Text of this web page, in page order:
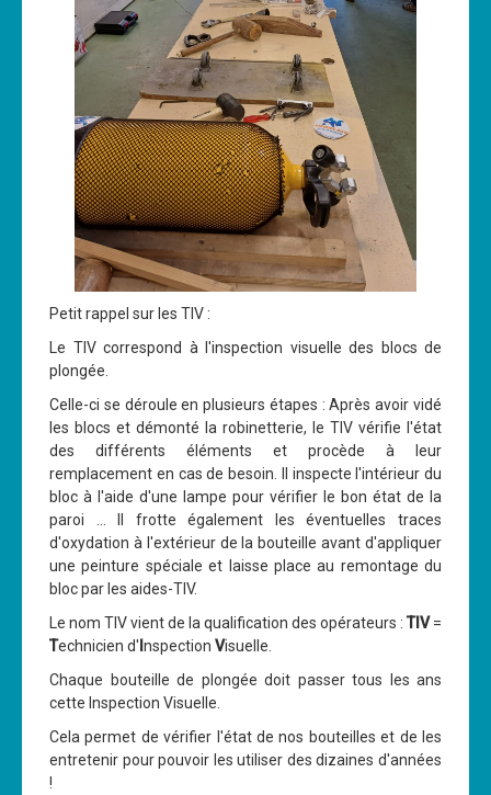
Petit rappel sur les TIV :
Le TIV correspond à l'inspection visuelle des blocs de
plongée.
Celle-ci se déroule en plusieurs étapes : Après avoir vidé
les blocs et démonté la robinetterie, le TIV vérifie l'état
des différents éléments et procède à leur
remplacement en cas de besoin. Il inspecte l'intérieur du
bloc à l'aide d'une lampe pour vérifier le bon état de la
paroi ... Il frotte également les éventuelles traces
d'oxydation à l'extérieur de la bouteille avant d'appliquer
une peinture spéciale et laisse place au remontage du
bloc par les aides-TIV.
Le nom TIV vient de la qualification des opérateurs : TIV=
Technicien d'Inspection Visuelle.
Chaque bouteille de plongée doit passer tous les ans
cette Inspection Visuelle.
Cela permet de vérifier l'état de nos bouteilles et de les
entretenir pour pouvoir les utiliser des dizaines d'années
!